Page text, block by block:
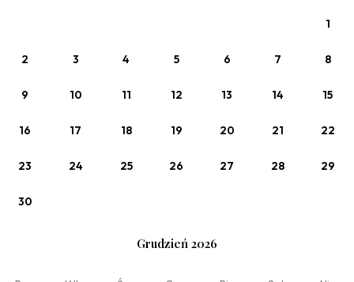
1
2 3 4 5 6 7 8
9 10 11 12 13 14 15
16 17 18 19 20 21 22
23 24 25 26 27 28 29
30
Grudzień 2026